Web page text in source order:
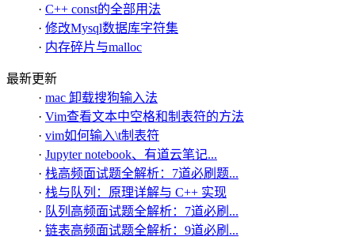
· C++ const的全部用法
· 修改Mysql数据库字符集
· 内存碎片与malloc
最新更新
· mac 卸载搜狗输入法
· Vim查看文本中空格和制表符的方法
· vim如何输入\t制表符
· Jupyter notebook、有道云笔记...
· 栈高频面试题全解析：7道必刷题...
· 栈与队列：原理详解与 C++ 实现
· 队列高频面试题全解析：7道必刷...
· 链表高频面试题全解析：9道必刷...